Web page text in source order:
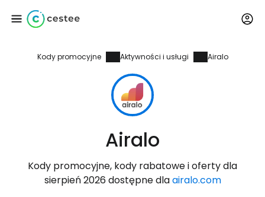
Kody promocyjne Aktywności i usługi Airalo
Airalo
Kody promocyjne, kody rabatowe i oferty dla
sierpień 2026 dostępne dlaairalo.com
Zaloguj się do
... światowej społeczności podróżniczej
Kontynuuj z Google